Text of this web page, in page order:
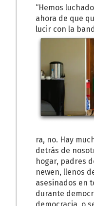
“Hemos
ahora de que
lucir con la
ra, no. Hay
detrás de
hogar, padres
newen, llenos
asesinados en
durante